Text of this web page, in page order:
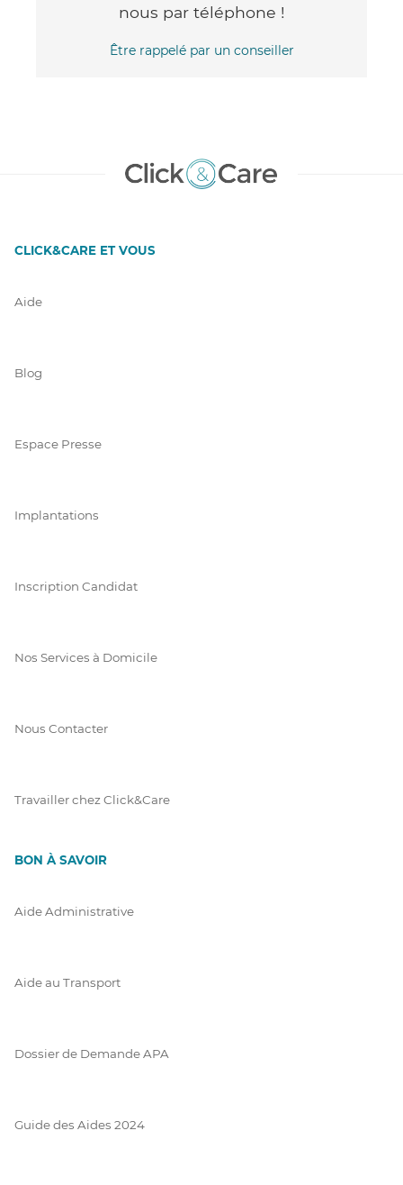
nous par téléphone !
Être rappelé par un conseiller
CLICK&CARE ET VOUS
Aide
Blog
Espace Presse
Implantations
Inscription Candidat
Nos Services à Domicile
Nous Contacter
Travailler chez Click&Care
BON À SAVOIR
Aide Administrative
Aide au Transport
Dossier de Demande APA
Guide des Aides 2024